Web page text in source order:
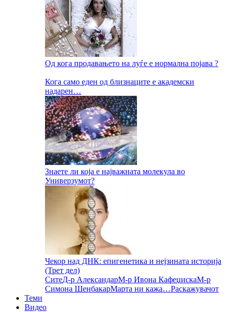
Од кога продавањето на луѓе е нормална појава ?
Кога само еден од близнаците е академски
надарен…
Знаете ли која е најважната молекула во
Универзумот?
Чекор над ДНК: епигенетика и нејзината историја
(Трет дел)
СитеД-р АлександарМ-р Ивона КафеџискаМ-р
Симона ШенбакарМарта ни кажа…Раскажувачот
Теми
Видео